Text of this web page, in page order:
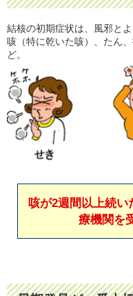
結核の初期症状は、風邪とよ
咳（特に乾いた咳）、たん
ど。
咳が2週間以上続い
療機関を